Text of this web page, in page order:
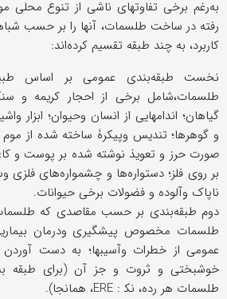
به‌رغم برخی تفاوتهای ناشی از تنوع محلی
رفته در ساخت طلسمات، آنها را بر حسب
کاربرد، به چند طبقه تقسیم کرده‌اند:
نخست طبقه‌بندی عمومی بر اساس
طلسمات،شامل برخی از احجار کریمه و
گیاهان؛ اندامهایی از انسان وحیوان؛ ابزار
و گوهرها؛ تندیس وپیکرۀ ساخته شده از
صورت حرز و تعویذ نوشته شده بر پوست و
بر روی فلز؛ دستواره‌ها و چشمواره‌های
ناپاک وآلوده و فضولات برخی حیوانات.
دوم طبقه‌بندی بر حسب مقاصدی که طلسمات
طلسمات مخصوص پیشگیری ودرمان
عمومی از خطرات وآسیبها؛ به دست
خوشبختی و ثروت و جز آن (برای طبقه
طلسمات هر رده، ﻧﻜ : ERE، همانجا).